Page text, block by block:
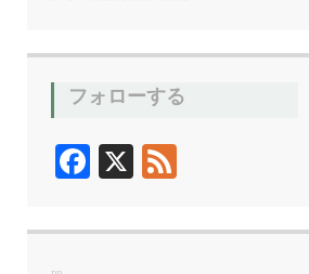
フォローする
F
e
X
d